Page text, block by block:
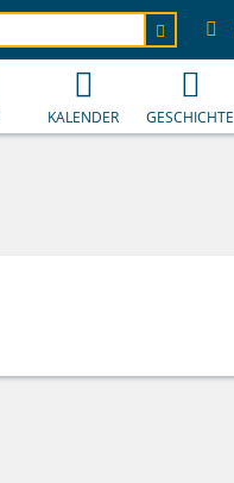
KALENDER GESCHICHTE